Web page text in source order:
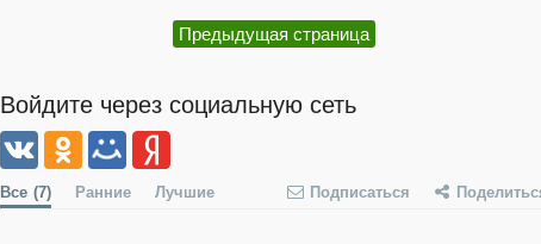
Предыдущая страница
Войдите через социальную сеть
Все (7) Ранние Лучшие Подписаться